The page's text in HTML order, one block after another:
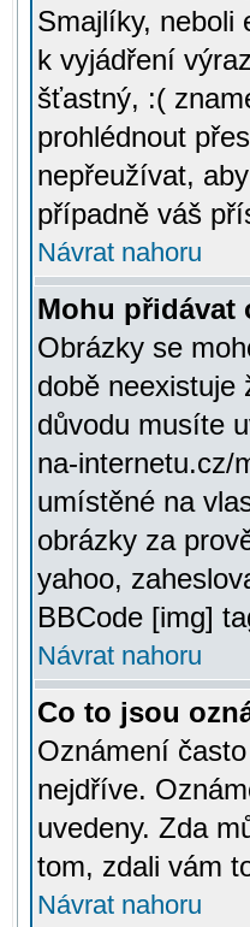
Smajlíky, neboli
k vyjádření
šťastný, :(
prohlédnout
nepřeužívat,
případně váš
Návrat nahoru
Mohu přidávat
Obrázky se
době neexistuje
důvodu musíte
na-internetu.cz/
umístěné na
obrázky za
yahoo,
BBCode [img]
Návrat nahoru
Co to jsou
Oznámení
nejdříve.
uvedeny. Zda
tom, zdali vám
Návrat nahoru